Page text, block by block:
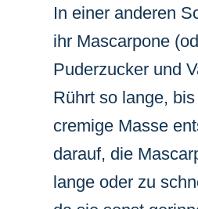
In einer anderen
ihr Mascarpone
Puderzucker und
Rührt so lange,
cremige Masse
darauf, die
lange oder zu